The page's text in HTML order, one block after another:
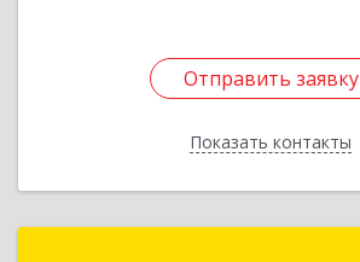
Отправить заявку
Показать контакты
Отправить заявку
Назад